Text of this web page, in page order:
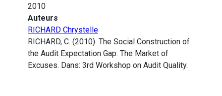
2010
Auteurs
RICHARD Chrystelle
RICHARD, C. (2010). The Social Construction of
the Audit Expectation Gap: The Market of
Excuses. Dans: 3rd Workshop on Audit Quality.